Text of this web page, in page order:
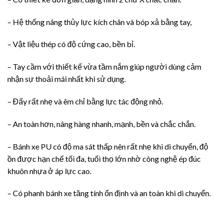
– Hệ thống nâng thủy lực kích chân và bóp xả bằng tay,
– Vật liệu thép có độ cứng cao, bền bỉ.
– Tay cầm với thiết kế vừa tầm nắm giúp người dùng cảm
nhận sự thoải mái nhất khi sử dụng.
– Đẩy rất nhẹ và êm chỉ bằng lực tác động nhỏ.
– An toàn hơn, nâng hàng nhanh, mạnh, bền và chắc chắn.
– Bánh xe PU có độ ma sát thấp nên rất nhẹ khi di chuyển, độ
ồn được hạn chế tối đa, tuổi thọ lớn nhờ công nghệ ép đúc
khuôn nhựa ở áp lực cao.
– Có phanh bánh xe tăng tính ổn định và an toàn khi di chuyển.